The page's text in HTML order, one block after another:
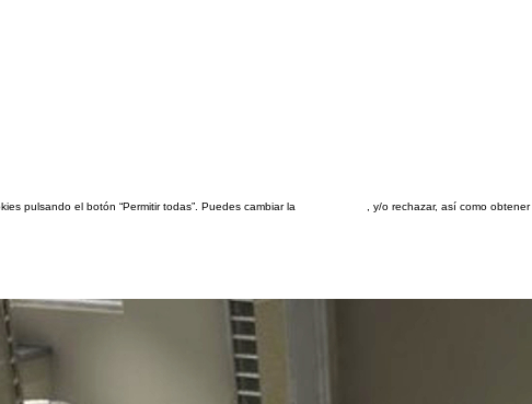
pulsando el botón “Permitir todas”. Puedes cambiar la
, y/o rechazar, así como obtener